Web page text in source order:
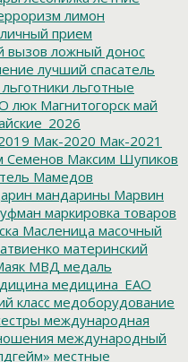
лимон
личный прием
вызов ложный донос
лучший спасатель
льготники льготные
люк Магнитогорск май
Мак-2020 Мак-2021
Семенов Максим Шупиков
Мамедов
мандарины Марвин
маркировка товаров
Масленица масочный
материнский
МВД медаль
медицина_ЕАО
класс медоборудование
международная
международный
местные